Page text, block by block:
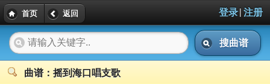
首页 返回 登录| 注册
搜曲谱
曲谱：摇到海口唱支歌